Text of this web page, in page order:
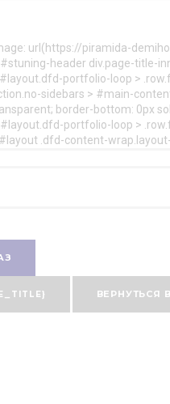
url(https://piramida-
header div.page-
portfolio-loop >
sidebars > #main-
border-bottom: 0px
portfolio-loop >
.dfd-content-
ВЕРНУТЬСЯ